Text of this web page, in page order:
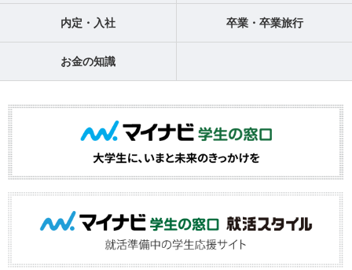
内定・入社 卒業・卒業旅行
お金の知識